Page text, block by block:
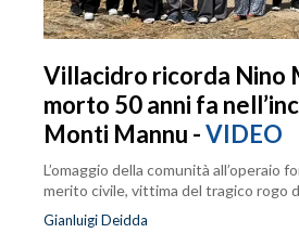
Villacidro ricorda Nino
morto 50 anni fa
Monti Mannu -VIDEO
L’omaggio della comunità all’operaio
merito civile, vittima del tragico rogo
Gianluigi Deidda